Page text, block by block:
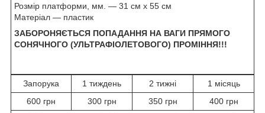
Розмір платформи, мм. — 31 см х 55 см
Матеріал — пластик
ЗАБОРОНЯЄТЬСЯ ПОПАДАННЯ НА ВАГИ ПРЯМОГО
СОНЯЧНОГО (УЛЬТРАФІОЛЕТОВОГО) ПРОМІННЯ!!!
Запорука 1 тиждень 2 тижні
1 місяць
600 грн
300 грн 350 грн
400 грн